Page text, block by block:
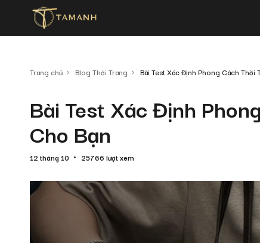
Trang chủ Blog Thời Trang Bài Test Xác Định Phong Cách Thời
Bài Test Xác Định
Cho Bạn
12 tháng 10 25766 lượt xem